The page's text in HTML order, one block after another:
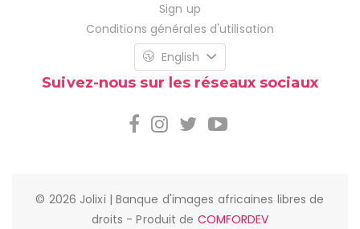
Sign up
Conditions générales d'utilisation
English
Suivez-nous sur les réseaux sociaux
© 2026 Jolixi | Banque d'images africaines libres de
droits - Produit de COMFORDEV